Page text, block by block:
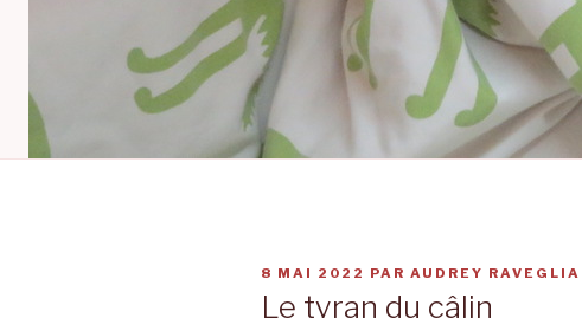
PUBLIÉ
LE
8 MAI 2022 PAR AUDREY RAVEGLIA
Le tyran du câlin